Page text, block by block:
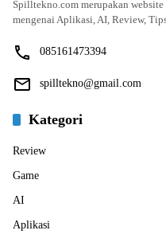
Spilltekno.com merupakan
mengenai Aplikasi, AI, Review,
085161473394
spilltekno@gmail.com
Kategori
Review
Game
AI
Aplikasi